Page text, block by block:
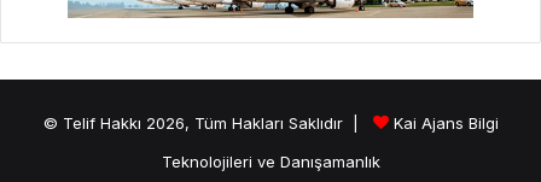
© Telif Hakkı 2026, Tüm Hakları Saklıdır |
Kai Ajans Bilgi
Teknolojileri ve Danışamanlık